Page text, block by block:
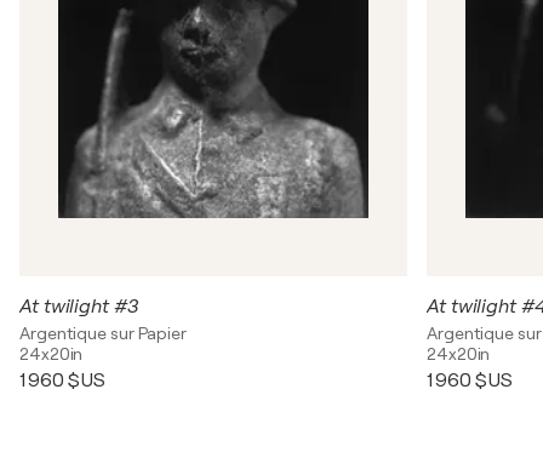
At twilight #3
Argentique sur Papier
24x20in
1 960 $US
At twilight
Argentique
24x20in
1 960 $US